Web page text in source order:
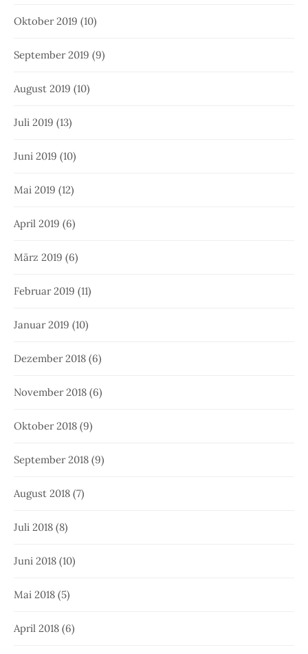
Oktober 2019 (10)
September 2019 (9)
August 2019 (10)
Juli 2019 (13)
Juni 2019 (10)
Mai 2019 (12)
April 2019 (6)
März 2019 (6)
Februar 2019 (11)
Januar 2019 (10)
Dezember 2018 (6)
November 2018 (6)
Oktober 2018 (9)
September 2018 (9)
August 2018 (7)
Juli 2018 (8)
Juni 2018 (10)
Mai 2018 (5)
April 2018 (6)